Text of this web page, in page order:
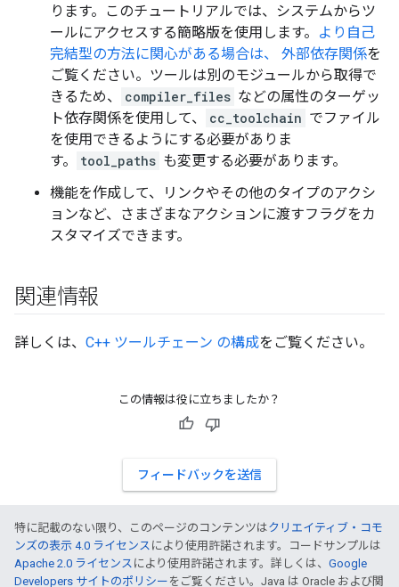
ります。このチュートリアルでは、システムからツ
ールにアクセスする簡略版を使用します。
より自己
完結型の方法に関心がある場合は、 外部依存関係を
ご覧ください。ツールは別のモジュールから取得で
きるため、
compiler_files などの属性のターゲッ
ト依存関係を使用して、
cc_toolchain でファイル
を使用できるようにする必要がありま
す。
tool_paths も変更する必要があります。
機能を作成して、リンクやその他のタイプのアクシ
ョンなど、さまざまなアクションに渡すフラグをカ
スタマイズできます。
関連情報
詳しくは、 C++ ツールチェーン の構成をご覧ください。
この情報は役に立ちましたか？
フィードバックを送信
特に記載のない限り、このページのコンテンツはクリエイティブ・コモ
ンズの表示 4.0 ライセンス により使用許諾されます。コードサンプルは
Apache 2.0 ライセンス により使用許諾されます。詳しくは、 Google
Developers サイトのポリシー をご覧ください。Java は Oracle および関